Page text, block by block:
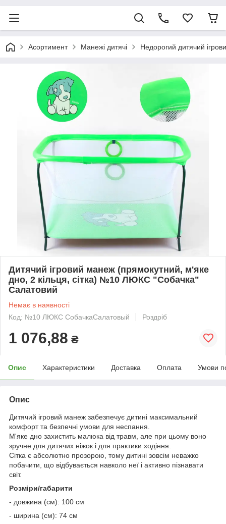
Асортимент Манежі дитячі Недорогий дитячий
Дитячий ігровий манеж (прямокутний, м'яке
дно, 2 кільця, сітка) №10 ЛЮКС "Собачка"
Салатовий
Немає в наявності
Код: №10 ЛЮКС СобачкаСалатовый
Роздріб
1 076,88 ₴
Опис Характеристики Доставка Оплата Умови
Опис
Дитячий ігровий манеж забезпечує дитині максимальний
комфорт та безпечні умови для неспання.
М'яке дно захистить малюка від травм, але при цьому воно
зручне для дитячих ніжок і для практики ходіння.
Сітка є абсолютно прозорою, тому дитині зовсім неважко
побачити, що відбувається навколо неї і активно пізнавати
світ.
Розміри/габарити
- довжина (см): 100 см
- ширина (см): 74 см